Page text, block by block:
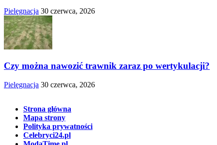
Pielęgnacja 30 czerwca, 2026
Czy można nawozić trawnik zaraz po wertykulacji?
Pielęgnacja 30 czerwca, 2026
Strona główna
Mapa strony
Polityka prywatności
Celebryci24.pl